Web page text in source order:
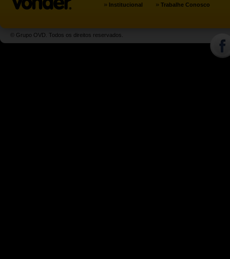
» Institucional » Trabalhe Conosco
© Grupo OVD. Todos os direitos reservados.